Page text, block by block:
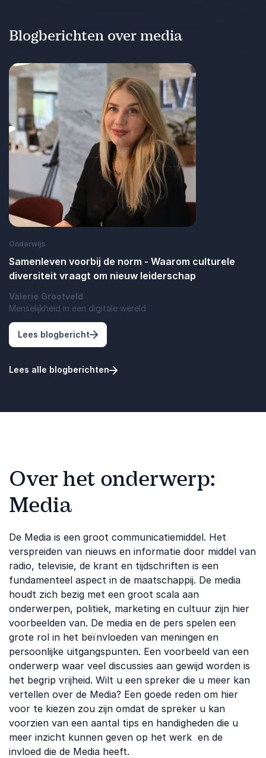
Blogberichten over media
Onderwijs
Samenleven voorbij de norm - Waarom culturele
diversiteit vraagt om nieuw leiderschap
Valerie Grootveld
Menselijkheid in een digitale wereld
Lees blogbericht: Samenleven voorbij de norm -
Lees alle blogberichten
Over het onderwerp:
Media
De Media is een groot communicatiemiddel. Het
verspreiden van nieuws en informatie door middel van
radio, televisie, de krant en tijdschriften is een
fundamenteel aspect in de maatschappij. De media
houdt zich bezig met een groot scala aan
onderwerpen, politiek, marketing en cultuur zijn hier
voorbeelden van. De media en de pers spelen een
grote rol in het beïnvloeden van meningen en
persoonlijke uitgangspunten. Een voorbeeld van een
onderwerp waar veel discussies aan gewijd worden is
het begrip vrijheid. Wilt u een spreker die u meer kan
vertellen over de Media? Een goede reden om hier
voor te kiezen zou zijn omdat de spreker u kan
voorzien van een aantal tips en handigheden die u
meer inzicht kunnen geven op het werk en de
invloed die de Media heeft.